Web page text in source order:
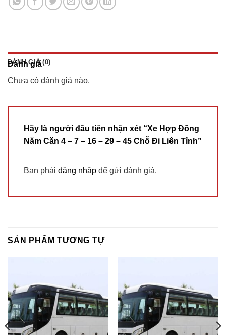
ĐÁNH GIÁ (0)
Đánh giá
Chưa có đánh giá nào.
Hãy là người đầu tiên nhận xét “Xe Hợp Đồng
Năm Căn 4 – 7 – 16 – 29 – 45 Chỗ Đi Liên Tỉnh”
Bạn phải đăng nhập để gửi đánh giá.
SẢN PHẨM TƯƠNG TỰ